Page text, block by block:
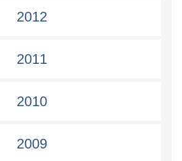
2012
2011
2010
2009